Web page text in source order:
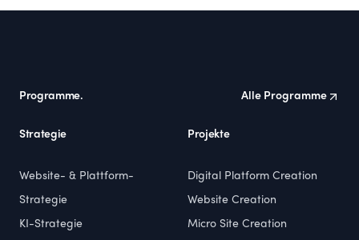
Programme. Alle Programme
Strategie
Website- & Plattform-
Strategie
KI-Strategie
Projekte
Digital Platform Creation
Website Creation
Micro Site Creation